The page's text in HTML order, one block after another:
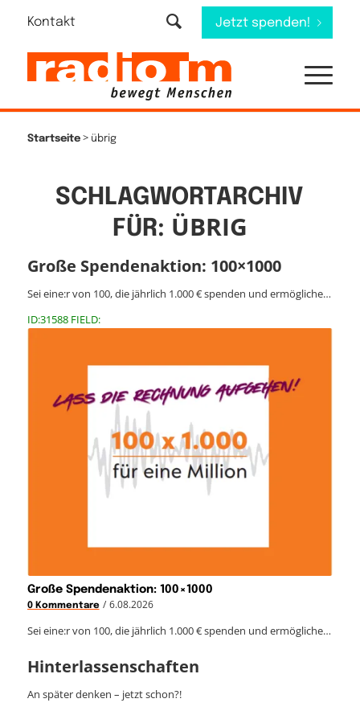
Kontakt Jetzt spenden!
Startseite> übrig
SCHLAGWORTARCHIV
FÜR: ÜBRIG
Große Spendenaktion: 100×1000
Sei eine:r von 100, die jährlich 1.000 € spenden und ermögliche…
ID:31588 FIELD:
Große Spendenaktion: 100×1000
0 Kommentare / 6.08.2026
Sei eine:r von 100, die jährlich 1.000 € spenden und ermögliche…
Hinterlassenschaften
An später denken – jetzt schon?!